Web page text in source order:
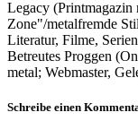
Legacy (Printmagazin
Zone"/metalfremde
Literatur, Filme,
Betreutes Proggen
metal; Webmaster,
Schreibe einen